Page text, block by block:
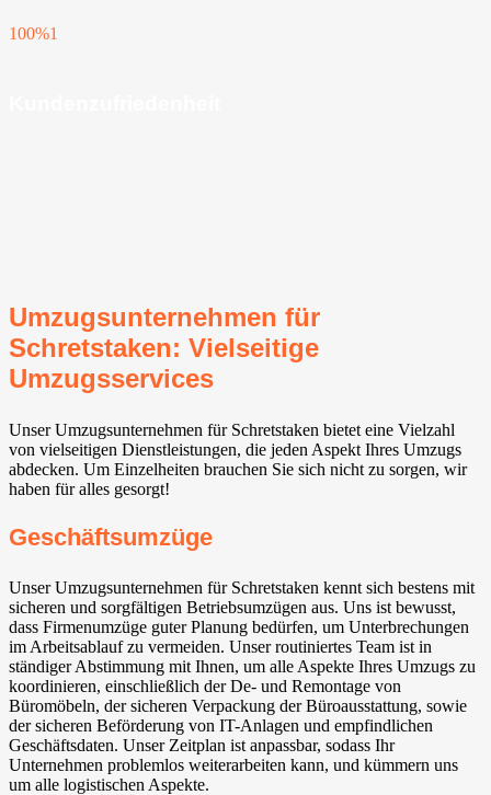
100%1
Umzugsunternehmen für
Schretstaken: Vielseitige
Umzugsservices
Unser Umzugsunternehmen für Schretstaken bietet eine Vielzahl
von vielseitigen Dienstleistungen, die jeden Aspekt Ihres Umzugs
abdecken. Um Einzelheiten brauchen Sie sich nicht zu sorgen, wir
haben für alles gesorgt!
Geschäftsumzüge
Unser Umzugsunternehmen für Schretstaken kennt sich bestens mit
sicheren und sorgfältigen Betriebsumzügen aus. Uns ist bewusst,
dass Firmenumzüge guter Planung bedürfen, um Unterbrechungen
im Arbeitsablauf zu vermeiden. Unser routiniertes Team ist in
ständiger Abstimmung mit Ihnen, um alle Aspekte Ihres Umzugs zu
koordinieren, einschließlich der De- und Remontage von
Büromöbeln, der sicheren Verpackung der Büroausstattung, sowie
der sicheren Beförderung von IT-Anlagen und empfindlichen
Geschäftsdaten. Unser Zeitplan ist anpassbar, sodass Ihr
Unternehmen problemlos weiterarbeiten kann, und kümmern uns
um alle logistischen Aspekte.